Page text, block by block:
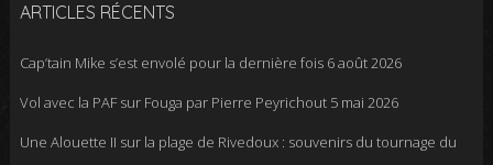
ARTICLES RÉCENTS
Cap’tain Mike s’est envolé pour la dernière fois 6 août 2026
Vol avec la PAF sur Fouga par Pierre Peyrichout 5 mai 2026
Une Alouette II sur la plage de Rivedoux : souvenirs du tournage du